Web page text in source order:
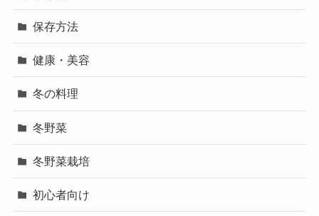
保存方法
健康・美容
冬の料理
冬野菜
冬野菜栽培
初心者向け